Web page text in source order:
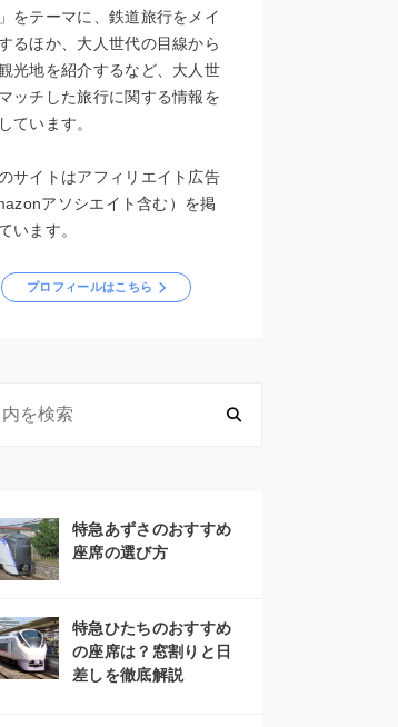
をテーマに、鉄道旅行をメイ
るほか、大人世代の目線から
光地を紹介するなど、大人世
ッチした旅行に関する情報を
ています。
サイトはアフィリエイト広告
アソシエイト含む）を掲
います。
プロフィールはこちら
特急あずさのおすすめ
座席の選び方
特急ひたちのおすすめ
の座席は？窓割りと日
差しを徹底解説